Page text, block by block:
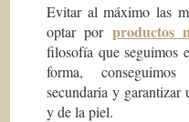
Evitar al máximo las
optar por productos
filosofía que seguimos
forma,
secundaria y
y de la piel.